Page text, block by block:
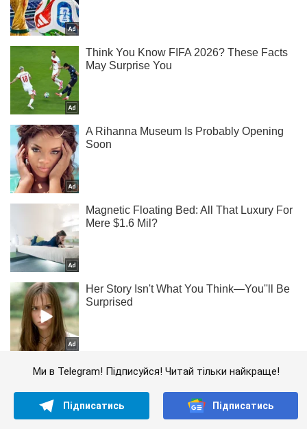
Ми в Telegram! Підписуйся! Читай тільки найкраще!
Підписатись Підписатись